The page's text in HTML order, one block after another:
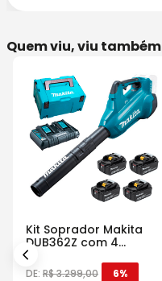
Quem viu, viu também
Kit Soprador Makita
DUB362Z com 4
Baterias Carregador e
Maleta
DE: R$3.299,00 6%